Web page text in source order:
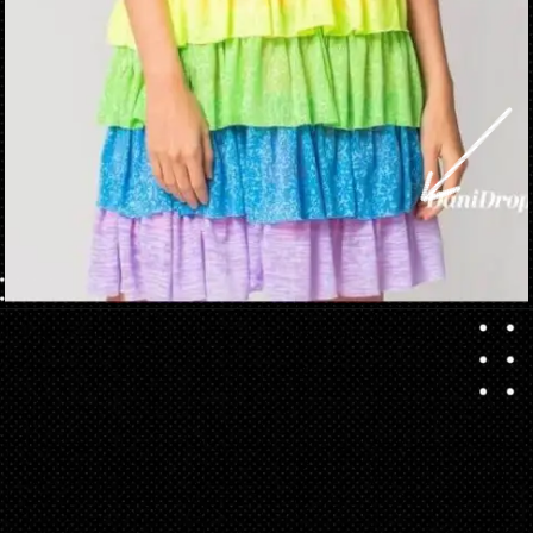
Apertura in corso https://danidrops.com.br/it/abito-arcobaleno-2023/